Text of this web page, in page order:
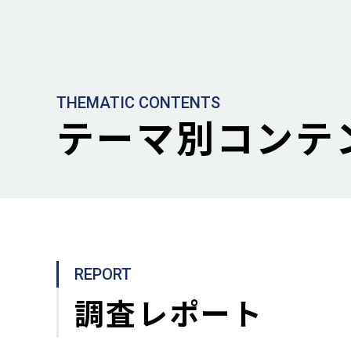
THEMATIC CONTENTS
テーマ別コンテ
REPORT
調査レポート